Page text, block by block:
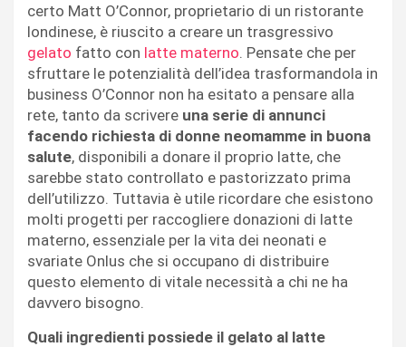
certo Matt O’Connor, proprietario di un ristorante
londinese, è riuscito a creare un trasgressivo
gelato fatto con latte materno. Pensate che per
sfruttare le potenzialità dell’idea trasformandola in
business O’Connor non ha esitato a pensare alla
rete, tanto da scrivere una serie di annunci
facendo richiesta di donne neomamme in buona
salute, disponibili a donare il proprio latte, che
sarebbe stato controllato e pastorizzato prima
dell’utilizzo. Tuttavia è utile ricordare che esistono
molti progetti per raccogliere donazioni di latte
materno, essenziale per la vita dei neonati e
svariate Onlus che si occupano di distribuire
questo elemento di vitale necessità a chi ne ha
davvero bisogno.
Quali ingredienti possiede il gelato al latte